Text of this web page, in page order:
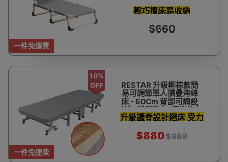
一件免運費
輕巧摺床易收納
$660
一件免運費
10%
OFF
RESTAR 升級椰棕款簡
易可調節單人摺疊海綿
床 - 60Cm 背部可調設
計| 8輪移動 | 4摺收納 |
高彈海棉 | 承重150kg左
升級護脊設計摺床 受力
$880$988